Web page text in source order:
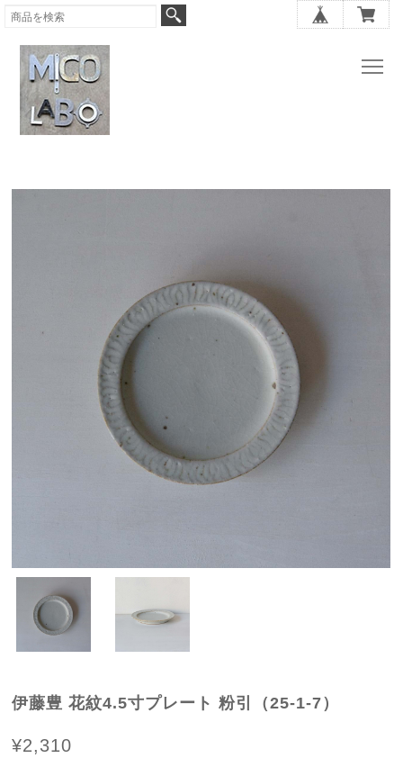
伊藤豊 花紋4.5寸プレート 粉引（25-1-7）
¥2,310